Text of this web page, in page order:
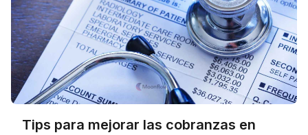
Tips para mejorar las cobranzas en